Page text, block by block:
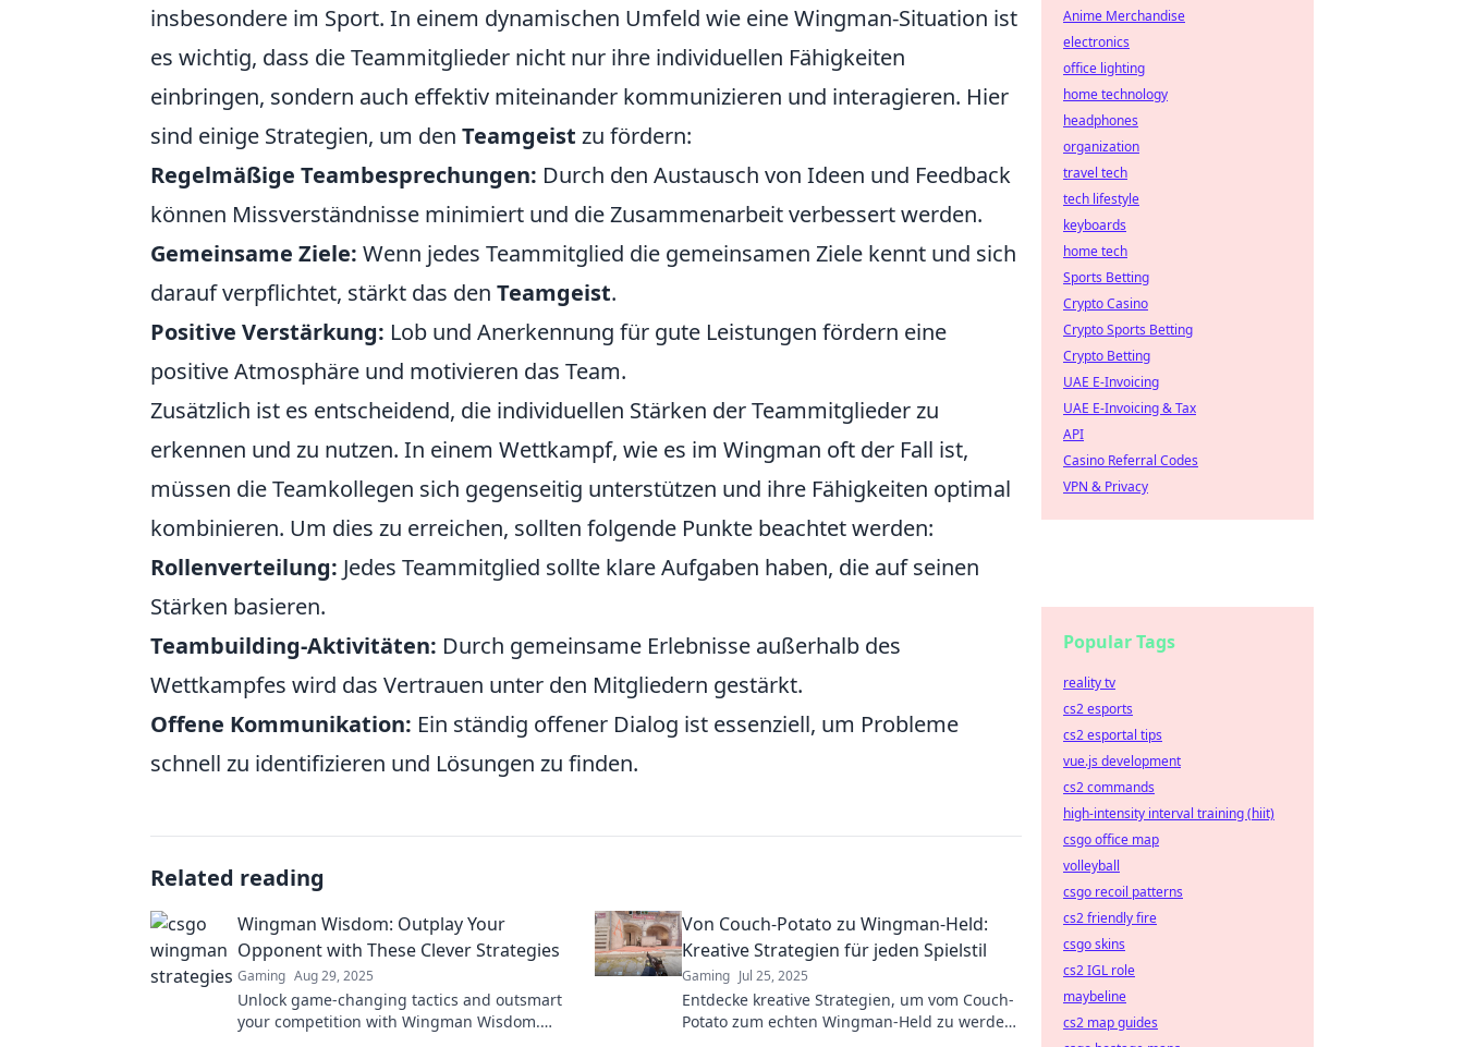
insbesondere im Sport. In einem dynamischen Umfeld wie eine Wingman-Situation ist
es wichtig, dass die Teammitglieder nicht nur ihre individuellen Fähigkeiten
einbringen, sondern auch effektiv miteinander kommunizieren und interagieren. Hier
sind einige Strategien, um den Teamgeist zu fördern:
Regelmäßige Teambesprechungen: Durch den Austausch von Ideen und Feedback
können Missverständnisse minimiert und die Zusammenarbeit verbessert werden.
Gemeinsame Ziele: Wenn jedes Teammitglied die gemeinsamen Ziele kennt und sich
darauf verpflichtet, stärkt das den Teamgeist.
Positive Verstärkung: Lob und Anerkennung für gute Leistungen fördern eine
positive Atmosphäre und motivieren das Team.
Zusätzlich ist es entscheidend, die individuellen Stärken der Teammitglieder zu
erkennen und zu nutzen. In einem Wettkampf, wie es im Wingman oft der Fall ist,
müssen die Teamkollegen sich gegenseitig unterstützen und ihre Fähigkeiten optimal
kombinieren. Um dies zu erreichen, sollten folgende Punkte beachtet werden:
Rollenverteilung: Jedes Teammitglied sollte klare Aufgaben haben, die auf seinen
Stärken basieren.
Teambuilding-Aktivitäten: Durch gemeinsame Erlebnisse außerhalb des
Wettkampfes wird das Vertrauen unter den Mitgliedern gestärkt.
Offene Kommunikation: Ein ständig offener Dialog ist essenziell, um Probleme
schnell zu identifizieren und Lösungen zu finden.
Related reading
Wingman Wisdom: Outplay Your
Opponent with These Clever Strategies
Gaming Aug 29, 2025
Unlock game-changing tactics and outsmart
your competition with Wingman Wisdom.
Von Couch-Potato zu Wingman-Held:
Kreative Strategien für jeden Spielstil
Gaming Jul 25, 2025
Entdecke kreative Strategien, um vom Couch-
Potato zum echten Wingman-Held zu werden
Anime Merchandise
electronics
office lighting
home technology
headphones
organization
travel tech
tech lifestyle
keyboards
home tech
Sports Betting
Crypto Casino
Crypto Sports Betting
Crypto Betting
UAE E-Invoicing
UAE E-Invoicing & Tax
API
Casino Referral Codes
VPN & Privacy
Popular Tags
reality tv
cs2 esports
cs2 esportal tips
vue.js development
cs2 commands
high-intensity interval training (hiit)
csgo office map
volleyball
csgo recoil patterns
cs2 friendly fire
csgo skins
cs2 IGL role
maybeline
cs2 map guides